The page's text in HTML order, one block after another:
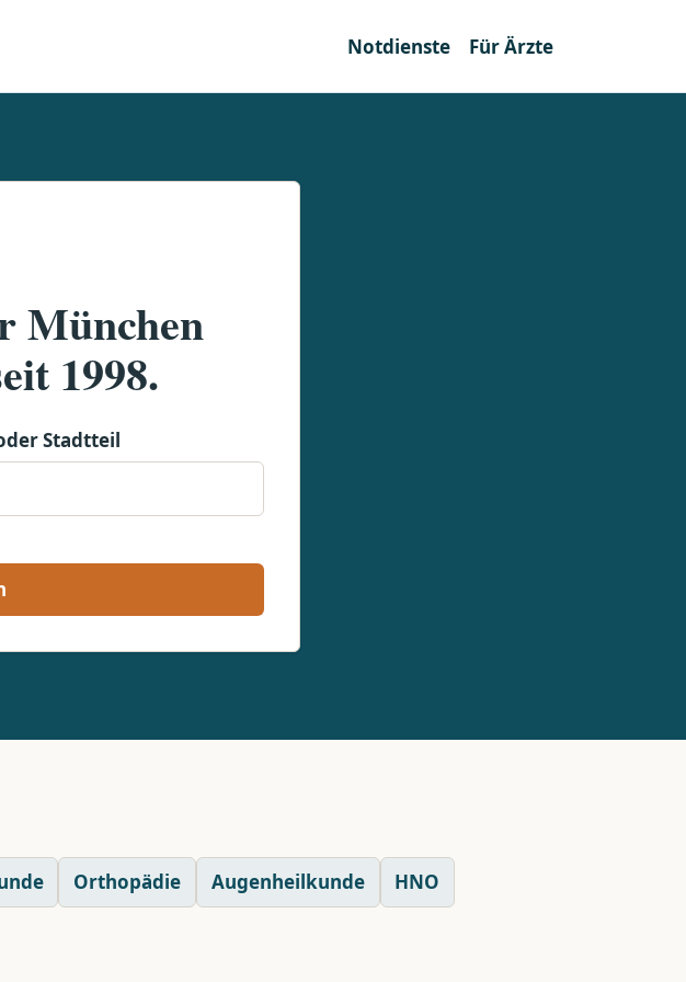
Notdienste Für Ärzte
München
1998.
Stadtteil
Orthopädie Augenheilkunde HNO